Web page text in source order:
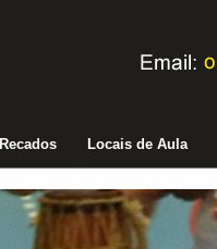
Recados Locais de Aula